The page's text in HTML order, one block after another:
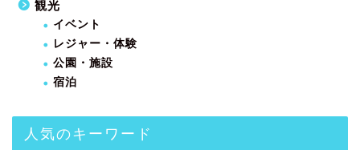
観光
イベント
レジャー・体験
公園・施設
宿泊
人気のキーワード